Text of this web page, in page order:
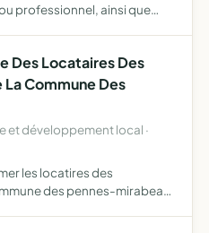
professionnel, ainsi que
Des Locataires Des
Commune Des
et développement local ·
les locatires des
des pennes-mirabeau